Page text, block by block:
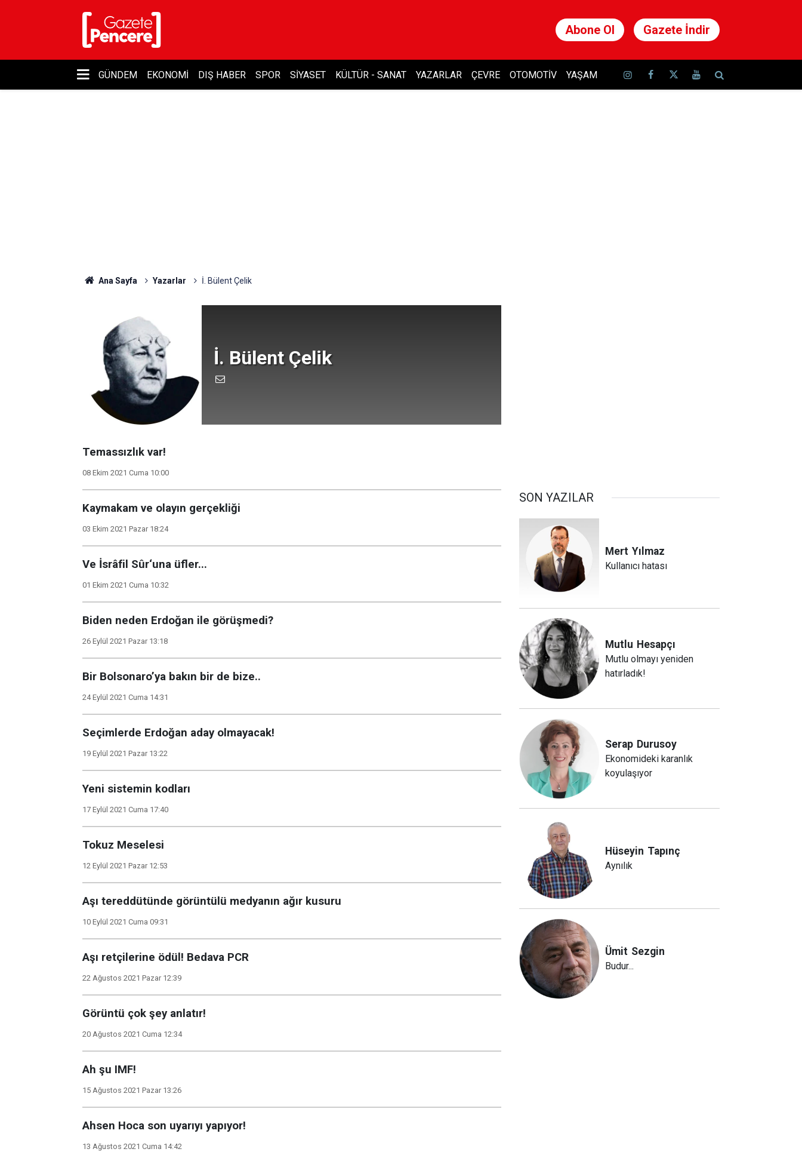
Abone Ol Gazete İndir
GÜNDEM EKONOMI DIŞ HABER SPOR SIYASET KÜLTÜR - SANAT YAZARLAR ÇEVRE OTOMOTIV YAŞAM
Ana Sayfa Yazarlar İ. Bülent Çelik
İ. Bülent Çelik
Temassızlık var!
08 Ekim 2021 Cuma 10:00
Kaymakam ve olayın gerçekliği
03 Ekim 2021 Pazar 18:24
Ve İsrâfil Sûr‘una üfler...
01 Ekim 2021 Cuma 10:32
Biden neden Erdoğan ile görüşmedi?
26 Eylül 2021 Pazar 13:18
Bir Bolsonaro’ya bakın bir de bize..
24 Eylül 2021 Cuma 14:31
Seçimlerde Erdoğan aday olmayacak!
19 Eylül 2021 Pazar 13:22
Yeni sistemin kodları
17 Eylül 2021 Cuma 17:40
Tokuz Meselesi
12 Eylül 2021 Pazar 12:53
Aşı tereddütünde görüntülü medyanın ağır kusuru
10 Eylül 2021 Cuma 09:31
Aşı retçilerine ödül! Bedava PCR
22 Ağustos 2021 Pazar 12:39
Görüntü çok şey anlatır!
20 Ağustos 2021 Cuma 12:34
Ah şu IMF!
15 Ağustos 2021 Pazar 13:26
Ahsen Hoca son uyarıyı yapıyor!
13 Ağustos 2021 Cuma 14:42
SON YAZILAR
Mert Yılmaz
Kullanıcı hatası
Mutlu Hesapçı
Mutlu olmayı yeniden
hatırladık!
Serap Durusoy
Ekonomideki karanlık
koyulaşıyor
Hüseyin Tapınç
Aynılık
Ümit Sezgin
Budur...